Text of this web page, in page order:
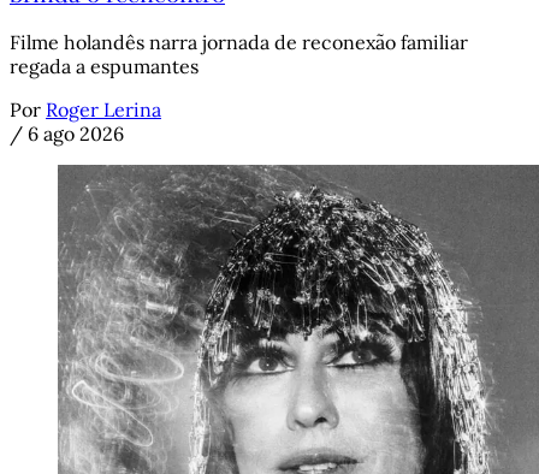
Filme holandês narra jornada de reconexão familiar
regada a espumantes
Por Roger Lerina
/ 6 ago 2026